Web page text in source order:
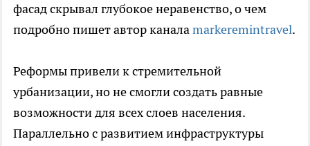
фасад скрывал глубокое неравенство, о чем
подробно пишет автор каналаmarkeremintravel.
Реформы привели к стремительной
урбанизации, но не смогли создать равные
возможности для всех слоев населения.
Параллельно с развитием инфраструктуры